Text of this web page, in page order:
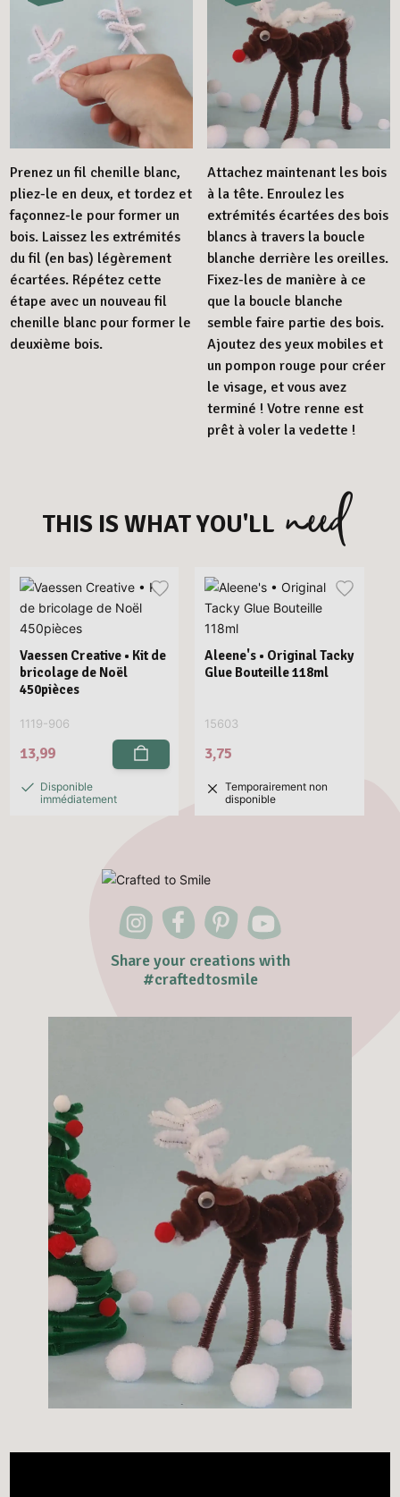
Prenez un fil chenille blanc,
pliez-le en deux, et tordez et
façonnez-le pour former un
bois. Laissez les extrémités
du fil (en bas) légèrement
écartées. Répétez cette
étape avec un nouveau fil
chenille blanc pour former le
deuxième bois.
Attachez maintenant les bois
à la tête. Enroulez les
extrémités écartées des bois
blancs à travers la boucle
blanche derrière les oreilles.
Fixez-les de manière à ce
que la boucle blanche
semble faire partie des bois.
Ajoutez des yeux mobiles et
un pompon rouge pour créer
le visage, et vous avez
terminé ! Votre renne est
prêt à voler la vedette !
THIS IS WHAT YOU'LL need
Vaessen Creative • Kit de
bricolage de Noël
450pièces
1119-906
13,99
Disponible
immédiatement
Aleene's • Original Tacky
Glue Bouteille 118ml
15603
3,75
Temporairement non
disponible
Share your creations with
#craftedtosmile